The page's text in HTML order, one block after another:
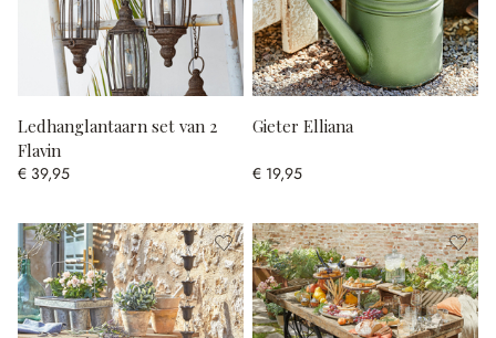
Ledhanglantaarn set van 2
Flavin
€ 39,95
Gieter Elliana
€ 19,95